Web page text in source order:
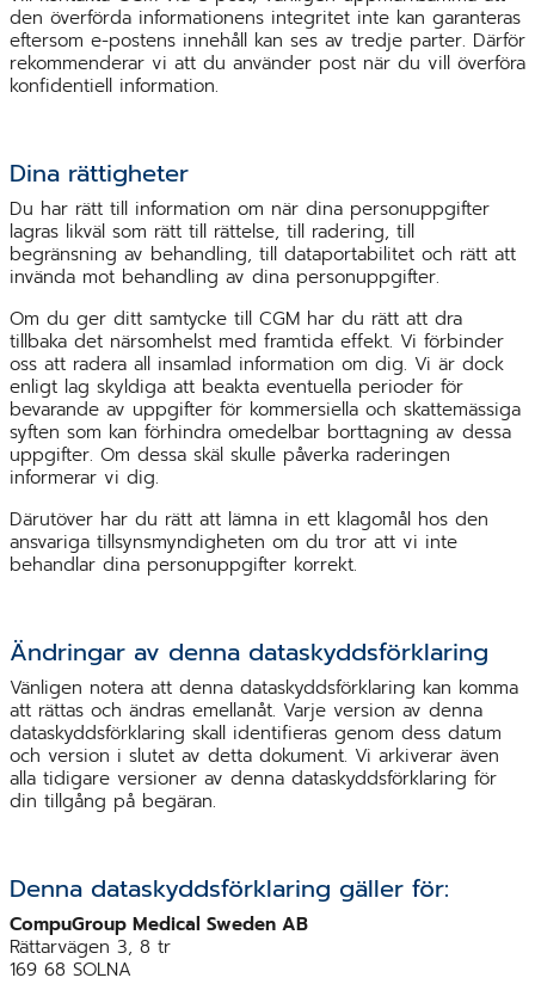
den överförda informationens integritet inte kan garanteras
eftersom e-postens innehåll kan ses av tredje parter. Därför
rekommenderar vi att du använder post när du vill överföra
konfidentiell information.
Dina rättigheter
Du har rätt till information om när dina personuppgifter
lagras likväl som rätt till rättelse, till radering, till
begränsning av behandling, till dataportabilitet och rätt att
invända mot behandling av dina personuppgifter.
Om du ger ditt samtycke till CGM har du rätt att dra
tillbaka det närsomhelst med framtida effekt. Vi förbinder
oss att radera all insamlad information om dig. Vi är dock
enligt lag skyldiga att beakta eventuella perioder för
bevarande av uppgifter för kommersiella och skattemässiga
syften som kan förhindra omedelbar borttagning av dessa
uppgifter. Om dessa skäl skulle påverka raderingen
informerar vi dig.
Därutöver har du rätt att lämna in ett klagomål hos den
ansvariga tillsynsmyndigheten om du tror att vi inte
behandlar dina personuppgifter korrekt.
Ändringar av denna dataskyddsförklaring
Vänligen notera att denna dataskyddsförklaring kan komma
att rättas och ändras emellanåt. Varje version av denna
dataskyddsförklaring skall identifieras genom dess datum
och version i slutet av detta dokument. Vi arkiverar även
alla tidigare versioner av denna dataskyddsförklaring för
din tillgång på begäran.
Denna dataskyddsförklaring gäller för:
CompuGroup Medical Sweden AB
Rättarvägen 3, 8 tr
169 68 SOLNA